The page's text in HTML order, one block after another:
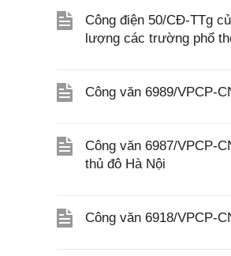
Công điện 50/CĐ-TTg
lượng các trường phổ
Công văn 6989/VPCP-
Công văn 6987/VPCP-
thủ đô Hà Nội
Công văn 6918/VPCP-